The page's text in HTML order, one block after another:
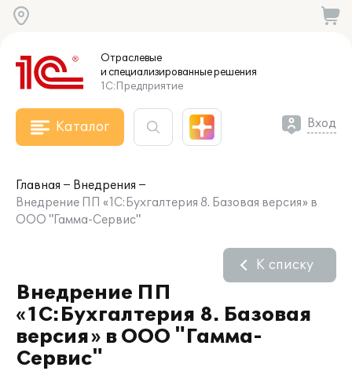
Отраслевые
и специализированныерешения
1С:Предприятие
Каталог Вход
Главная
Внедрения
Внедрение ПП «1С:Бухгалтерия 8. Базовая версия» в
ООО "Гамма-Сервис"
Внедрение ПП
«1С:Бухгалтерия 8. Базовая
версия» в ООО "Гамма-
Сервис"
К списку